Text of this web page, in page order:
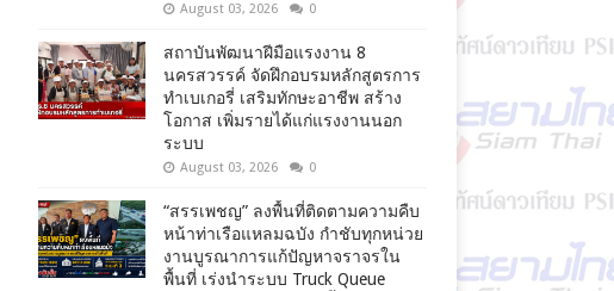
August 03, 2026 0
สถาบันพัฒนาฝีมือแรงงาน 8
นครสวรรค์ จัดฝึกอบรมหลักสูตรการ
ทำเบเกอรี่ เสริมทักษะอาชีพ สร้าง
โอกาส เพิ่มรายได้แก่แรงงานนอก
ระบบ
August 03, 2026 0
“สรรเพชญ” ลงพื้นที่ติดตามความคืบ
หน้าท่าเรือแหลมฉบัง กำชับทุกหน่วย
งานบูรณาการแก้ปัญหาจราจรใน
พื้นที่ เร่งนำระบบ Truck Queue